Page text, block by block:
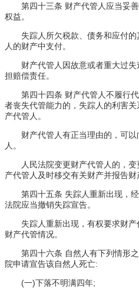
第四十三条 财产代管人应当妥
权益。
失踪人所欠税款、债务和应付
人的财产中支付。
财产代管人因故意或者重大过
担赔偿责任。
第四十四条 财产代管人不履行
者丧失代管能力的，失踪人的利害
产代管人。
财产代管人有正当理由的，可
人。
人民法院变更财产代管人的，
产代管人及时移交有关财产并报告财
第四十五条 失踪人重新出现，
法院应当撤销失踪宣告。
失踪人重新出现，有权要求财
财产代管情况。
第四十六条 自然人有下列情形
院申请宣告该自然人死亡:
(一)下落不明满四年;